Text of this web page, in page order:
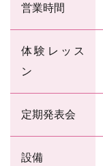
営業時間
体験レッス
ン
定期発表会
設備